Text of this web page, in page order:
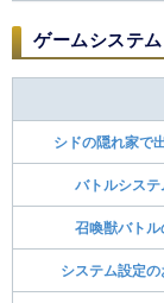
ゲームシステム​
シドの隠れ家で
バトルシステ
召喚獣バトル
システム設定の